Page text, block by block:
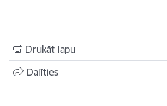
Drukāt lapu
Dalīties